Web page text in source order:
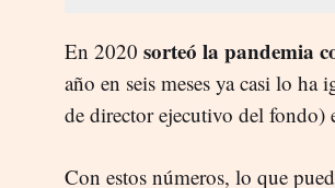
En 2020 sorteó la pandemia
año en seis meses ya casi lo
de director ejecutivo del fondo)
Con estos números, lo que